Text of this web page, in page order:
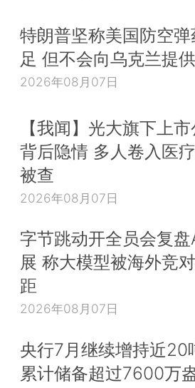
特朗普坚称美国防空
足 但不会向乌克兰提
2026年08月07日
【我闻】光大旗下上
背后隐情 多人卷入医
被查
2026年08月07日
字节跳动开全员会复
展 称大模型被海外竞
距
2026年08月07日
央行7月继续增持近20
累计储备超过7600万